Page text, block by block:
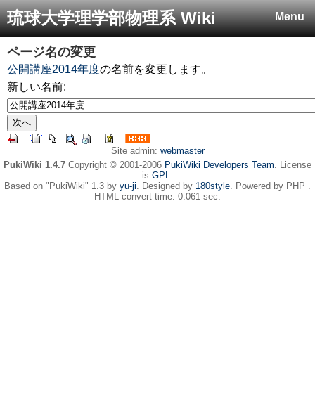
Menu
琉球大学理学部物理系 Wiki
ページ名の変更
公開講座2014年度の名前を変更します。
新しい名前:
Site admin: webmaster
PukiWiki 1.4.7 Copyright © 2001-2006 PukiWiki Developers Team. License
is GPL.
Based on "PukiWiki" 1.3 by yu-ji. Designed by 180style. Powered by PHP .
HTML convert time: 0.061 sec.